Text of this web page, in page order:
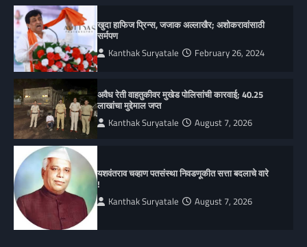
खुदा हाफिज प्रिन्स, जजाक अल्लाखैर; अशोकरावांसाठी
सर्मपण
Kanthak Suryatale February 26, 2024
अवैध रेती वाहतुकीवर मुखेड पोलिसांची कारवाई; 40.25
लाखांचा मुद्देमाल जप्त
Kanthak Suryatale August 7, 2026
यशवंतराव चव्हाण पतसंस्था निवडणूकीत सत्ता बदलाचे वारे
!
Kanthak Suryatale August 7, 2026